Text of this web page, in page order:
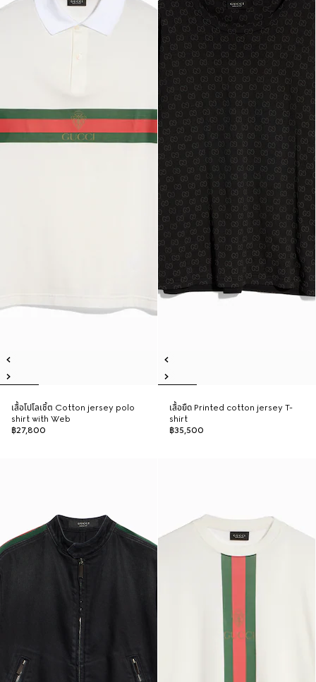
เสื้อโปโลเชิ้ต Cotton jersey polo
shirt with Web
฿27,800
เสื้อยืด Printed cotton jersey T-
shirt
฿35,500